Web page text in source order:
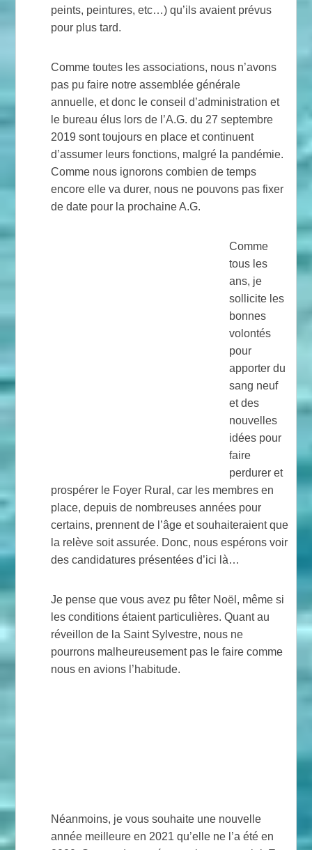
peints, peintures, etc…) qu’ils avaient prévus
pour plus tard.
Comme toutes les associations, nous n’avons
pas pu faire notre assemblée générale
annuelle, et donc le conseil d’administration et
le bureau élus lors de l’A.G. du 27 septembre
2019 sont toujours en place et continuent
d’assumer leurs fonctions, malgré la pandémie.
Comme nous ignorons combien de temps
encore elle va durer, nous ne pouvons pas fixer
de date pour la prochaine A.G.
Comme
tous les
ans, je
sollicite les
bonnes
volontés
pour
apporter du
sang neuf
et des
nouvelles
idées pour
faire
perdurer et
prospérer le Foyer Rural, car les membres en
place, depuis de nombreuses années pour
certains, prennent de l’âge et souhaiteraient que
la relève soit assurée. Donc, nous espérons voir
des candidatures présentées d’ici là…
Je pense que vous avez pu fêter Noël, même si
les conditions étaient particulières. Quant au
réveillon de la Saint Sylvestre, nous ne
pourrons malheureusement pas le faire comme
nous en avions l’habitude.
Néanmoins, je vous souhaite une nouvelle
année meilleure en 2021 qu’elle ne l’a été en